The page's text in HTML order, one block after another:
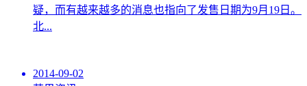
疑，而有越来越多的消息也指向了发售日期为9月19日。
北...
2014-09-02